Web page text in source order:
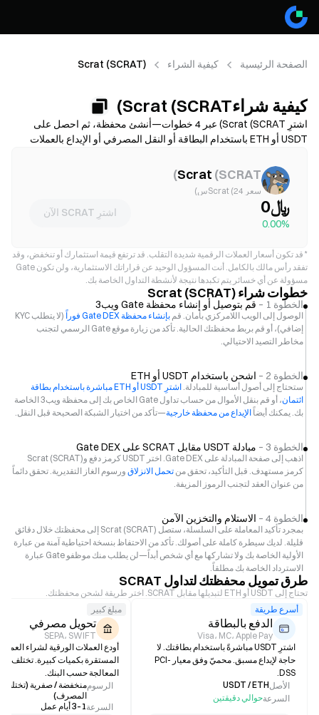
الصفحة الرئيسية كيفية الشراء Scrat (SCRAT)
كيفية شراءScrat (SCRAT)
اشترِ Scrat (SCRAT) عبر 4 خطوات—أنشئ محفظة، ثم احصل على
USDT أو ETH باستخدام البطاقة أو النقل المصرفي أو الإيداع بالعملات
قارن بين طرق التمويل، واطلع على رسوم الغاز والانزلاق السعري قبل
حسب الشبكة ومزود الخدمة.
Scrat (SCRAT
)
سعر Scrat (24س)
﷼0
0.00%
اشترِ SCRAT الآن
* قد تكون أسعار العملات الرقمية شديدة التقلب. قد ترتفع قيمة استثمارك أو تنخفض، وقد
تفقد رأس مالك بالكامل. أنت المسؤول الوحيد عن قراراتك الاستثمارية، ولن تكون Gate
مسؤولة عن أي خسائر يتم تكبدها نتيجة لأنشطة التداول الخاصة بك.
خطوات شراء Scrat (SCRAT)
الخطوة 1 – قم بتوصيل أو إنشاء محفظة Gate ويب3
الوصول إلى الويب اللامركزي بأمان. قم بإنشاء محفظة Gate DEX فوراً
(لا يتطلب KYC
إضافي)، أو قم بربط محفظتك الحالية. تأكد من زيارة موقع Gate الرسمي لتجنب
مخاطر التصيد الاحتيالي.
الخطوة 2 – اشحن باستخدام USDT أو ETH
ستحتاج إلى أصول أساسية للمبادلة.
اشترِ USDT أو ETH مباشرة باستخدام بطاقة
ائتمان
، أو قم بنقل الأموال من حساب تداول Gate الخاص بك إلى محفظة ويب3 الخاصة
بك. يمكنك أيضاً الإيداع من محفظة خارجية—تأكد من اختيار الشبكة الصحيحة قبل النقل.
الخطوة 3 – مبادلة USDT مقابل SCRAT على Gate DEX
اذهب إلى صفحة المبادلة على Gate DEX. اختر USDT كرمز دفع وScrat (SCRAT)
كرمز مستهدف. قبل التأكيد، تحقق من تحمل الانزلاق ورسوم الغاز التقديرية. تحقق دائماً
من عنوان العقد لتجنب الرموز المزيفة.
الخطوة 4 – الاستلام والتخزين الآمن
بمجرد تأكيد المعاملة على السلسلة، ستصل Scrat (SCRAT) إلى محفظتك خلال دقائق
قليلة. لديك سيطرة كاملة على أصولك. تأكد من الاحتفاظ بنسخة احتياطية آمنة من عبارة
الأولية الخاصة بك ولا تشاركها مع أي شخص أبداً—لن يطلب منك موظفو Gate عبارة
الاسترداد الخاصة بك مطلقاً.
طرق تمويل محفظتك لتداول SCRAT
تحتاج إلى USDT أو ETH لتبديلها مقابل SCRAT. اختر طريقة لشحن محفظتك.
أسرع طريقة
الدفع بالبطاقة
Visa، MC، Apple Pay
اشترِ USDT مباشرةً باستخدام بطاقتك. لا
حاجة لإيداع مسبق. محميّ وفق معيار PCI-
DSS.
الأصلUSDT / ETH
السرعةحوالي دقيقتين
مبلغ كبير
تحويل مصرفي
SEPA، SWIFT
أودع العملات الورقية لشراء
المستقرة بكميات كبيرة. تختلف
المعالجة حسب البنك.
الرسوممنخفضة / صفرية
المصرف)
السرعة1–3 أيام عمل